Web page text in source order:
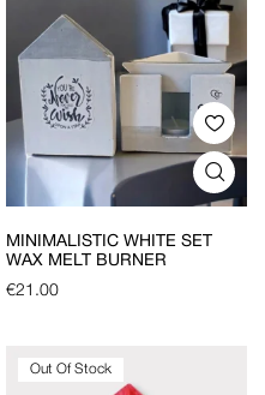
MINIMALISTIC WHITE SET
WAX MELT BURNER
€21.00
Out Of Stock